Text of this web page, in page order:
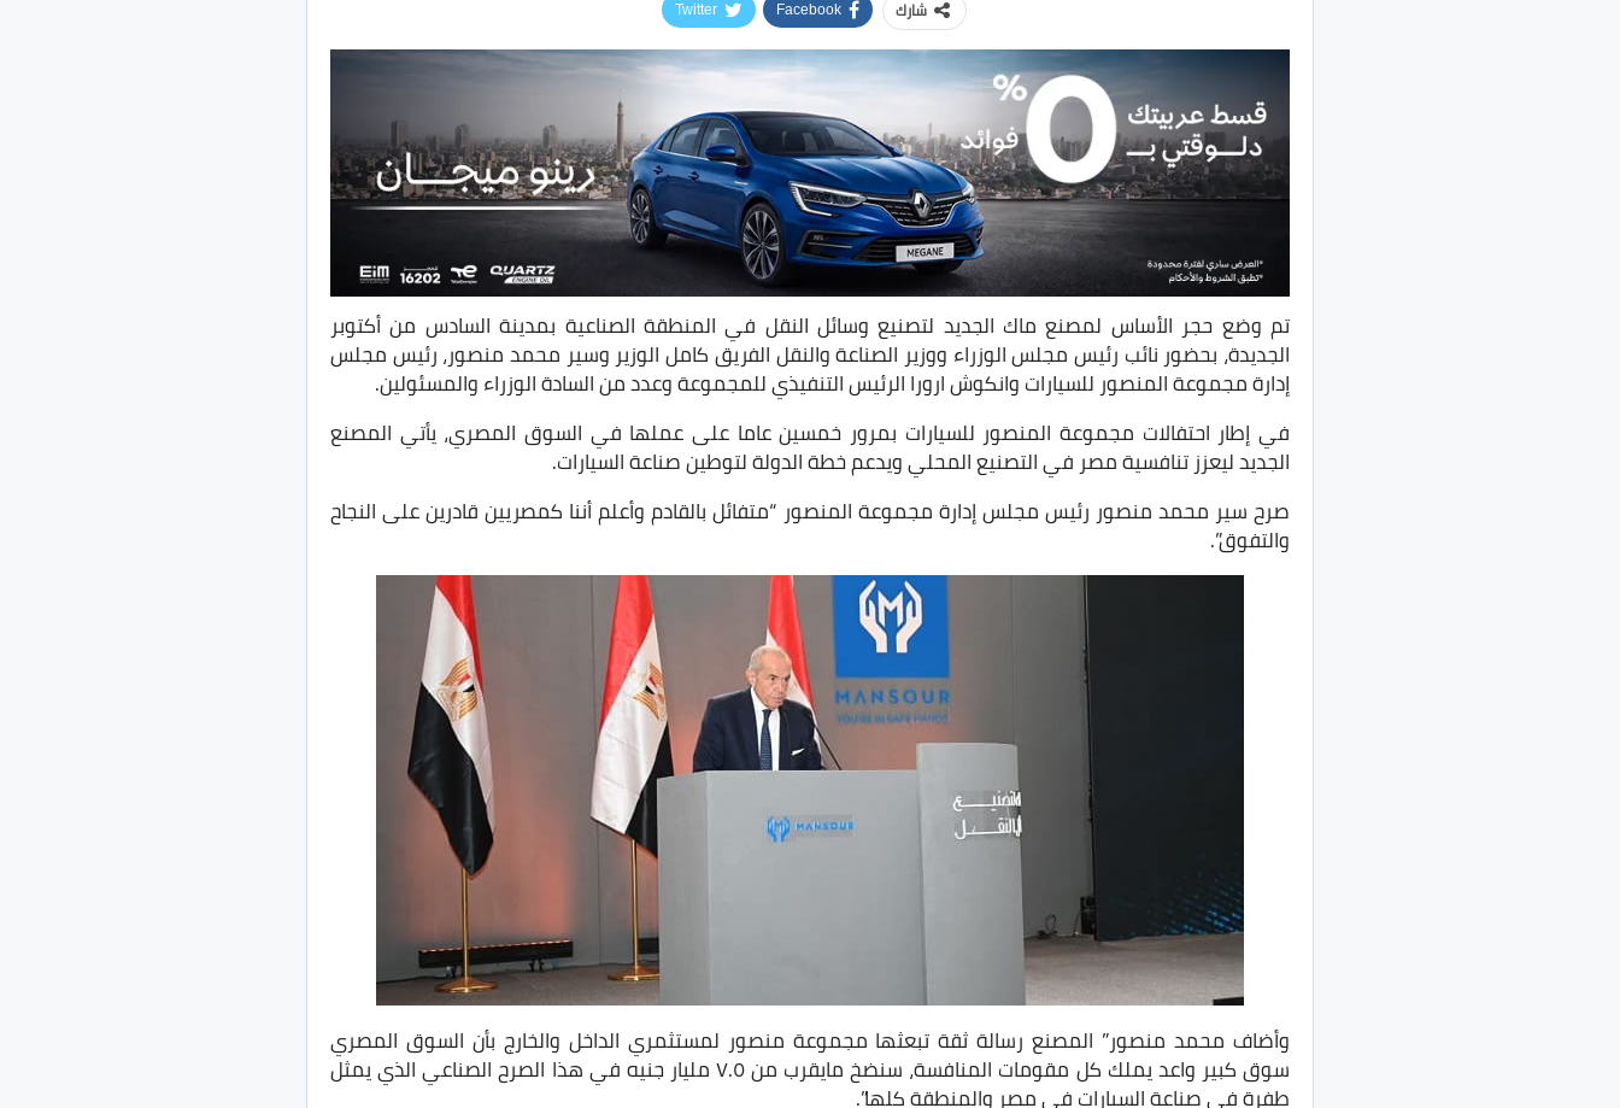
شارك Facebook
Twitter
تم وضع حجر الأساس لمصنع ماك الجديد لتصنيع وسائل النقل في المنطقة الصناعية بمدينة السادس من أكتوبر
الجديدة، بحضور نائب رئيس مجلس الوزراء ووزير الصناعة والنقل الفريق كامل الوزير وسير محمد منصور، رئيس مجلس
إدارة مجموعة المنصور للسيارات وانكوش ارورا الرئيس التنفيذي للمجموعة وعدد من السادة الوزراء والمسئولين.
في إطار احتفالات مجموعة المنصور للسيارات بمرور خمسين عاما على عملها في السوق المصري، يأتي المصنع
الجديد ليعزز تنافسية مصر في التصنيع المحلي ويدعم خطة الدولة لتوطين صناعة السيارات.
صرح سير محمد منصور رئيس مجلس إدارة مجموعة المنصور “متفائل بالقادم وأعلم أننا كمصريين قادرين على النجاح
والتفوق”.
وأضاف محمد منصور” المصنع رسالة ثقة تبعثها مجموعة منصور لمستثمري الداخل والخارج بأن السوق المصري
سوق كبير واعد يملك كل مقومات المنافسة، سنضخ مايقرب من ٧.٥ مليار جنيه في هذا الصرح الصناعي الذي يمثل
طفرة في صناعة السيارات في مصر والمنطقة كلها”.